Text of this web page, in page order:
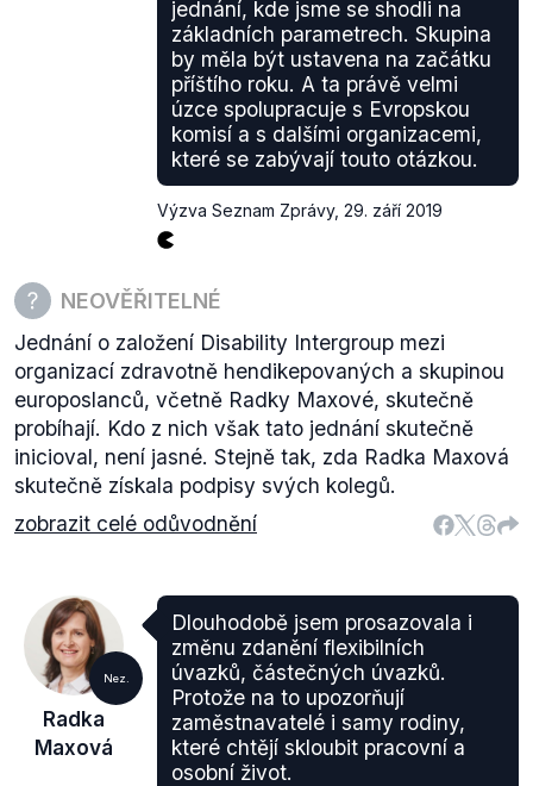
jednání, kde jsme se shodli na
základních parametrech. Skupina
by měla být ustavena na začátku
příštího roku. A ta právě velmi
úzce spolupracuje s Evropskou
komisí a s dalšími organizacemi,
které se zabývají touto otázkou.
Výzva Seznam Zprávy, 29. září 2019
NEOVĚŘITELNÉ
Jednání o založení Disability Intergroup mezi
organizací zdravotně hendikepovaných a skupinou
europoslanců, včetně Radky Maxové, skutečně
probíhají. Kdo z nich však tato jednání skutečně
inicioval, není jasné. Stejně tak, zda Radka Maxová
skutečně získala podpisy svých kolegů.
zobrazit celé odůvodnění
Nez.
Radka
Maxová
Dlouhodobě jsem prosazovala i
změnu zdanění flexibilních
úvazků, částečných úvazků.
Protože na to upozorňují
zaměstnavatelé i samy rodiny,
které chtějí skloubit pracovní a
osobní život.